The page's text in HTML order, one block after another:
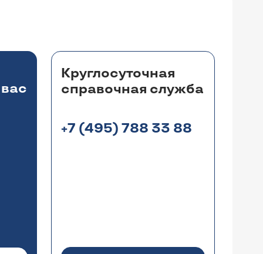
носа и эндоскопическое
и сильный хап (даже лицом
и прокола гайморовых пазух для
(
Круглосуточная
справочная служба
+7 (495) 788 33 88